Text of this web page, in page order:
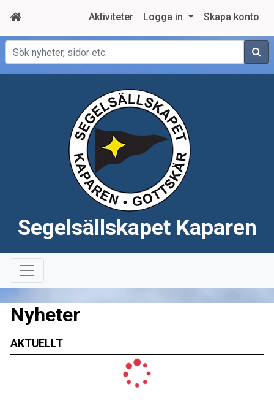
Aktiviteter Logga in Skapa konto
Sök
Segelsällskapet Kaparen
Nyheter
AKTUELLT